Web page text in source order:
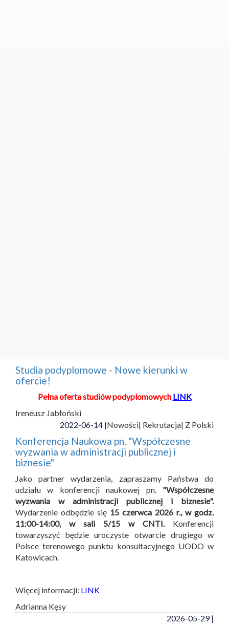
Studia podyplomowe - Nowe kierunki w
ofercie!
Pełna oferta studiów podyplomowych LINK
Ireneusz Jabłoński
2022-06-14 |Nowości| Rekrutacja| Z Polski
Konferencja Naukowa pn. "Współczesne
wyzwania w administracji publicznej i
biznesie"
Jako partner wydarzenia, zapraszamy Państwa do
udziału w konferencji naukowej pn. "Współczesne
wyzwania w administracji publicznej i biznesie".
Wydarzenie odbędzie się 15 czerwca 2026 r., w godz.
11:00-14:00, w sali 5/15 w CNTI. Konferencji
towarzyszyć będzie uroczyste otwarcie drugiego w
Polsce terenowego punktu konsultacyjnego UODO w
Katowicach.
Więcej informacji: LINK
Adrianna Kęsy
2026-05-29 |